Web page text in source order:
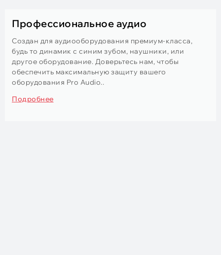
Профессиональное аудио
Создан для аудиооборудования премиум-класса,
будь то динамик с синим зубом, наушники, или
другое оборудование. Доверьтесь нам, чтобы
обеспечить максимальную защиту вашего
оборудования Pro Audio..
Подробнее